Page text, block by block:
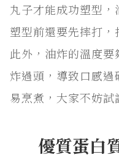
丸子才能成功塑型
塑型前還要先摔打，
此外，油炸的溫度
炸過頭，導致口感
易烹煮，大家不妨試
優質蛋白